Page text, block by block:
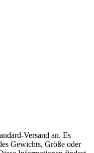
Versand an. Es
Gewichts, Größe oder